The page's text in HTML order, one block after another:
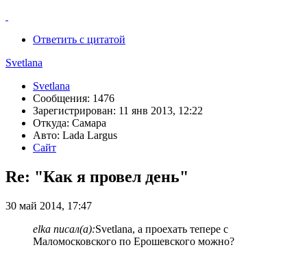
Ответить с цитатой
Svetlana
Svetlana
Сообщения: 1476
Зарегистрирован: 11 янв 2013, 12:22
Откуда: Самара
Авто: Lada Largus
Сайт
Re: "Как я провел день"
30 май 2014, 17:47
elka писал(а):Svetlana, а проехать тепере с
Маломосковского по Ерошевского можно?